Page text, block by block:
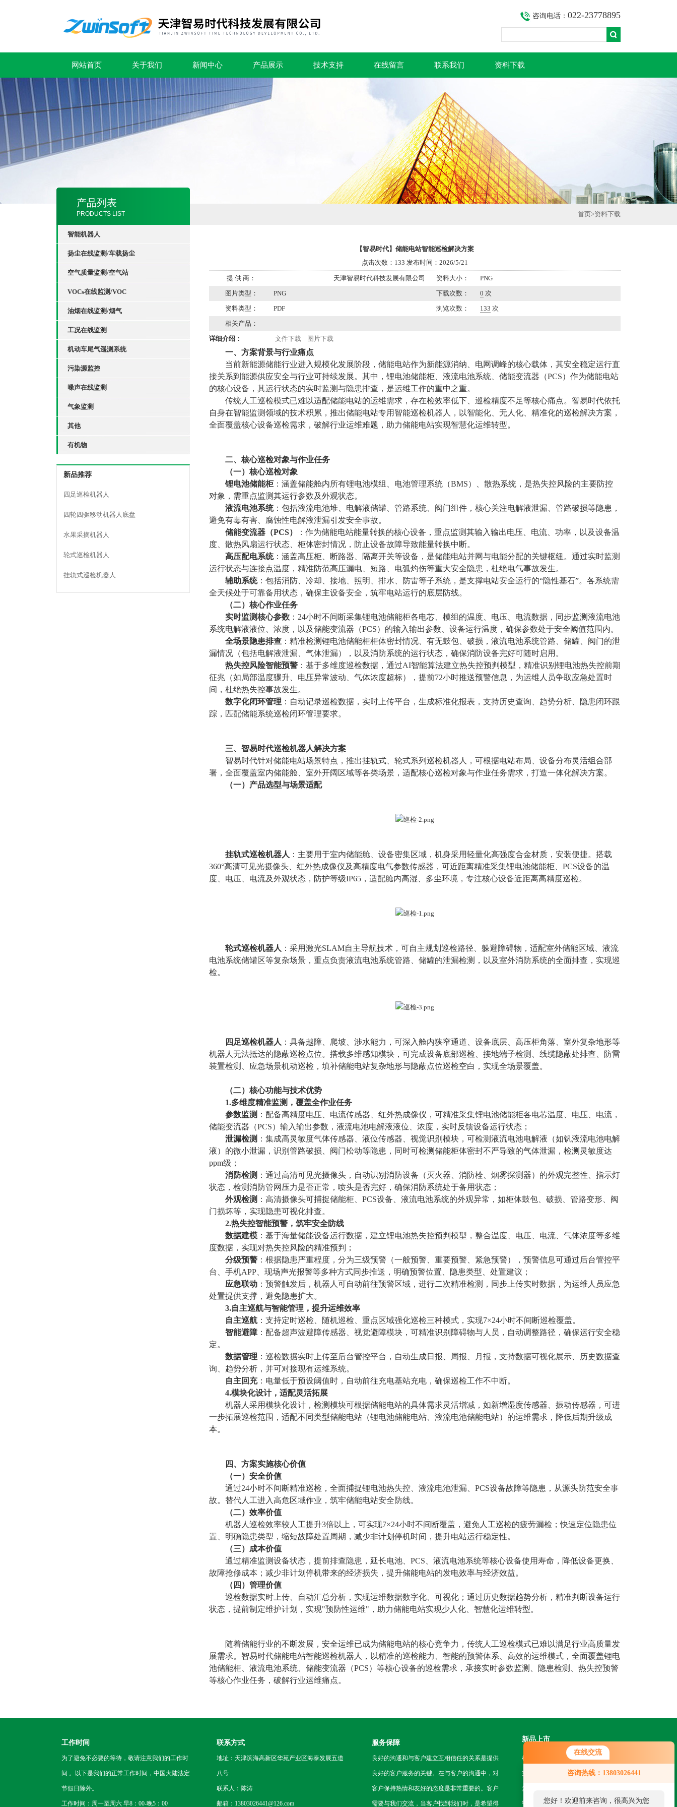
在线交流
咨询热线：13803026441
您好！欢迎前来咨询，很高兴为您
咨询电话： 022-23778895
网站首页 关于我们 新闻中心 产品展示 技术支持 在线留言 联系我们 资料下载
产品列表
PRODUCTS LIST
智能机器人
扬尘在线监测/车载扬尘
空气质量监测/空气站
VOCs在线监测/VOC
油烟在线监测/烟气
工况在线监测
机动车尾气遥测系统
污染源监控
噪声在线监测
气象监测
其他
有机物
新品推荐
四足巡检机器人
四轮四驱移动机器人底盘
水果采摘机器人
轮式巡检机器人
挂轨式巡检机器人
首页>资料下载
【智易时代】储能电站智能巡检解决方案
点击次数：133 发布时间：2026/5/21
提 供 商： 天津智易时代科技发展有限公司 资料大小：
PNG
图片类型：
PNG 下载次数： 0 次
资料类型：
PDF 浏览次数： 133 次
相关产品：
详细介绍：
文件下载 图片下载
一、方案背景与行业痛点
当前新能源储能行业进入规模化发展阶段，储能电站作为新能源消纳、电网调峰的核心载体，其安全稳定运行直
接关系到能源供应安全与行业可持续发展。其中，锂电池储能柜、液流电池系统、储能变流器（PCS）作为储能电站
的核心设备，其运行状态的实时监测与隐患排查，是运维工作的重中之重。
传统人工巡检模式已难以适配储能电站的运维需求，存在检效率低下、巡检精度不足等核心痛点。智易时代依托
自身在智能监测领域的技术积累，推出储能电站专用智能巡检机器人，以智能化、无人化、精准化的巡检解决方案，
全面覆盖核心设备巡检需求，破解行业运维难题，助力储能电站实现智慧化运维转型。
二、核心巡检对象与作业任务
（一）核心巡检对象
锂电池储能柜：涵盖储能舱内所有锂电池模组、电池管理系统（BMS）、散热系统，是热失控风险的主要防控
对象，需重点监测其运行参数及外观状态。
液流电池系统：包括液流电池堆、电解液储罐、管路系统、阀门组件，核心关注电解液泄漏、管路破损等隐患，
避免有毒有害、腐蚀性电解液泄漏引发安全事故。
储能变流器（PCS）
：作为储能电站能量转换的核心设备，重点监测其输入输出电压、电流、功率，以及设备温
度、散热风扇运行状态、柜体密封情况，防止设备故障导致能量转换中断。
高压配电系统：涵盖高压柜、断路器、隔离开关等设备，是储能电站并网与电能分配的关键枢纽。通过实时监测
运行状态与连接点温度，精准防范高压漏电、短路、电弧灼伤等重大安全隐患，杜绝电气事故发生。
辅助系统：包括消防、冷却、接地、照明、排水、防雷等子系统，是支撑电站安全运行的“隐性基石”。各系统需
全天候处于可靠备用状态，确保主设备安全，筑牢电站运行的底层防线。
（二）核心作业任务
实时监测核心参数 ：24小时不间断采集锂电池储能柜各电芯、模组的温度、电压、电流数据，同步监测液流电池
系统电解液液位、浓度，以及储能变流器（PCS）的输入输出参数、设备运行温度，确保参数处于安全阈值范围内。
全场景隐患排查 ：精准检测锂电池储能柜柜体密封情况、有无鼓包、破损，液流电池系统管路、储罐、阀门的泄
漏情况（包括电解液泄漏、气体泄漏），以及消防系统的运行状态，确保消防设备完好可随时启用。
热失控风险智能预警 ：基于多维度巡检数据，通过AI智能算法建立热失控预判模型，精准识别锂电池热失控前期
征兆（如局部温度骤升、电压异常波动、气体浓度超标），提前72小时推送预警信息，为运维人员争取应急处置时
间，杜绝热失控事故发生。
数字化闭环管理 ：自动记录巡检数据，实时上传平台，生成标准化报表，支持历史查询、趋势分析、隐患闭环跟
踪，匹配储能系统巡检闭环管理要求。
三、智易时代巡检机器人解决方案
智易时代针对储能电站场景特点，推出挂轨式、轮式系列巡检机器人，可根据电站布局、设备分布灵活组合部
署，全面覆盖室内储能舱、室外开阔区域等各类场景，适配核心巡检对象与作业任务需求，打造一体化解决方案。
（一）产品选型与场景适配
挂轨式巡检机器人 ：主要用于室内储能舱、设备密集区域 ，机身采用轻量化高强度合金材质，安装便捷。搭载
360°高清可见光摄像头、红外热成像仪及高精度电气参数传感器，可近距离精准采集锂电池储能柜、PCS设备的温
度、电压、电流及外观状态，防护等级IP65，适配舱内高湿、多尘环境，专注核心设备近距离高精度巡检。
轮式巡检机器人 ：采用激光SLAM自主导航技术，可自主规划巡检路径、躲避障碍物，适配室外储能区域、液流
电池系统储罐区等复杂场景，重点负责液流电池系统管路、储罐的泄漏检测，以及室外消防系统的全面排查，实现巡
检。
四足巡检机器人 ：具备越障、爬坡、涉水能力，可深入舱内狭窄通道、设备底层、高压柜角落、室外复杂地形等
机器人无法抵达的隐蔽巡检点位。搭载多维感知模块，可完成设备底部巡检、接地端子检测、线缆隐蔽处排查、防雷
装置检测、应急场景机动巡检，填补储能电站复杂地形与隐蔽点位巡检空白，实现全场景覆盖。
（二）核心功能与技术优势
1.多维度精准监测，覆盖全作业任务
参数监测 ：配备高精度电压、电流传感器、红外热成像仪，可精准采集锂电池储能柜各电芯温度、电压、电流，
储能变流器（PCS）输入输出参数，液流电池电解液液位、浓度，实时反馈设备运行状态；
泄漏检测 ：集成高灵敏度气体传感器、液位传感器、视觉识别模块，可检测液流电池电解液（如钒液流电池电解
液）的微小泄漏，识别管路破损、阀门松动等隐患，同时可检测储能柜体密封不严导致的气体泄漏，检测灵敏度达
ppm级；
消防检测 ：通过高清可见光摄像头，自动识别消防设备（灭火器、消防栓、烟雾探测器）的外观完整性、指示灯
状态，检测消防管网压力是否正常，喷头是否完好，确保消防系统处于备用状态；
外观检测 ：高清摄像头可捕捉储能柜、PCS设备、液流电池系统的外观异常，如柜体鼓包、破损、管路变形、阀
门损坏等，实现隐患可视化排查。
2.热失控智能预警，筑牢安全防线
数据建模 ：基于海量储能设备运行数据，建立锂电池热失控预判模型，整合温度、电压、电流、气体浓度等多维
度数据，实现对热失控风险的精准预判；
分级预警 ：根据隐患严重程度，分为三级预警（一般预警、重要预警、紧急预警），预警信息可通过后台管控平
台、手机APP、现场声光报警等多种方式同步推送，明确预警位置、隐患类型、处置建议；
应急联动 ：预警触发后，机器人可自动前往预警区域，进行二次精准检测，同步上传实时数据，为运维人员应急
处置提供支撑，避免隐患扩大。
3.自主巡航与智能管理，提升运维效率
自主巡航 ：支持定时巡检、随机巡检、重点区域强化巡检三种模式，实现7×24小时不间断巡检覆盖。
智能避障 ：配备超声波避障传感器、视觉避障模块，可精准识别障碍物与人员，自动调整路径，确保运行安全稳
定。
数据管理 ：巡检数据实时上传至后台管控平台，自动生成日报、周报、月报，支持数据可视化展示、历史数据查
询、趋势分析，并可对接现有运维系统。
自主回充：电量低于预设阈值时，自动前往充电基站充电，确保巡检工作不中断。
4.模块化设计，适配灵活拓展
机器人采用模块化设计，检测模块可根据储能电站的具体需求灵活增减，如新增湿度传感器、振动传感器，可进
一步拓展巡检范围，适配不同类型储能电站（锂电池储能电站、液流电池储能电站）的运维需求，降低后期升级成
本。
四、方案实施核心价值
（一）安全价值
通过24小时不间断精准巡检，全面捕捉锂电池热失控、液流电池泄漏、PCS设备故障等隐患，从源头防范安全事
故。替代人工进入高危区域作业，筑牢储能电站安全防线。
（二）效率价值
机器人巡检效率较人工提升3倍以上，可实现7×24小时不间断覆盖，避免人工巡检的疲劳漏检；快速定位隐患位
置、明确隐患类型，缩短故障处置周期，减少非计划停机时间，提升电站运行稳定性。
（三）成本价值
通过精准监测设备状态，提前排查隐患，延长电池、PCS、液流电池系统等核心设备使用寿命，降低设备更换、
故障抢修成本；减少非计划停机带来的经济损失，提升储能电站的发电效率与经济效益。
（四）管理价值
巡检数据实时上传、自动汇总分析，实现运维数据数字化、可视化；通过历史数据趋势分析，精准判断设备运行
状态，提前制定维护计划，实现"预防性运维"，助力储能电站实现少人化、智慧化运维转型。
随着储能行业的不断发展，安全运维已成为储能电站的核心竞争力，传统人工巡检模式已难以满足行业高质量发
展需求。智易时代储能电站智能巡检机器人，以精准的巡检能力、智能的预警体系、高效的运维模式，全面覆盖锂电
池储能柜、液流电池系统、储能变流器（PCS）等核心设备的巡检需求，承接实时参数监测、隐患检测、热失控预警
等核心作业任务，破解行业运维痛点。
工作时间
为了避免不必要的等待，敬请注意我们的工作时
间 。以下是我们的正常工作时间，中国大陆法定
节假日除外。
工作时间：周一至周六 早8：00-晚5：00
联系方式
地址：天津滨海高新区华苑产业区海泰发展五道
八号
联系人：陈涛
邮箱：13803026441@126.com
服务保障
良好的沟通和与客户建立互相信任的关系是提供
良好的客户服务的关键。在与客户的沟通中，对
客户保持热情和友好的态度是非常重要的。客户
需要与我们交流，当客户找到我们时，是希望得
新品上市
机房挂轨机器人
空地一体智能巡检系统
复合型作业机器人
智能巡检无人机